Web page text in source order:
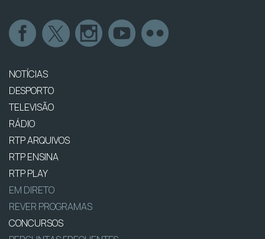
NOTÍCIAS
DESPORTO
TELEVISÃO
RÁDIO
RTP ARQUIVOS
RTP ENSINA
RTP PLAY
EM DIRETO
REVER PROGRAMAS
CONCURSOS